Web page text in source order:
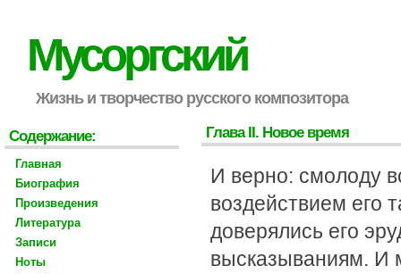
Мусоргский
Жизнь и творчество русского композитора
Глава II. Новое время
И верно: смолоду
воздействием его
доверялись его
высказываниям. И
Содержание:
Главная
Биография
Произведения
Литература
Записи
Ноты